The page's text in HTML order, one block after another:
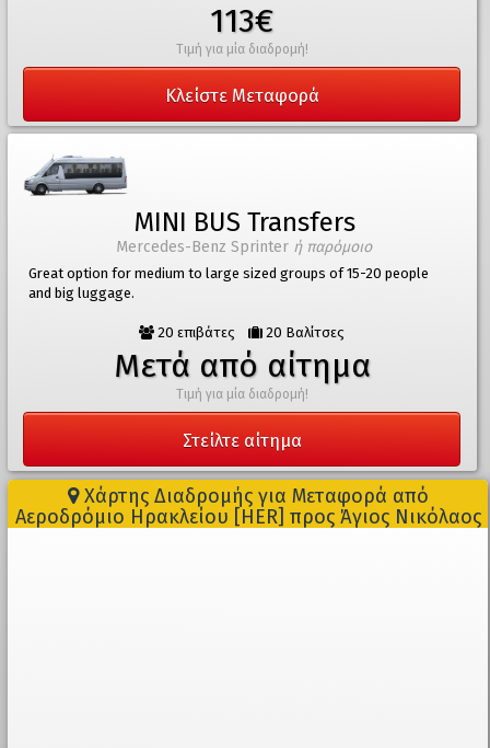
113€
Τιμή για μία διαδρομή!
Κλείστε Μεταφορά
MINI BUS Transfers
Mercedes-Benz Sprinter ή παρόμοιο
Great option for medium to large sized groups of 15-20 people
and big luggage.
20 επιβάτες 20 Βαλίτσες
Μετά από αίτημα
Τιμή για μία διαδρομή!
Στείλτε αίτημα
Χάρτης Διαδρομής για Μεταφορά από
Αεροδρόμιο Ηρακλείου [HER] προς Άγιος Νικόλαος